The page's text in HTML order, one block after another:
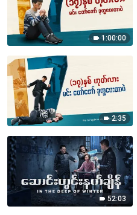
1:00:00
2:35
52:03